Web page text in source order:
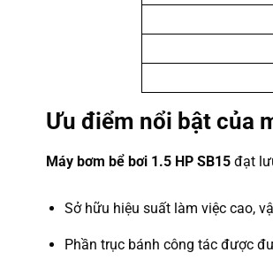
Ưu điểm nổi bật của
Máy bơm bể bơi 1.5 HP SB15 đạt
Sở hữu hiệu suất làm việc cao,
Phần trục bánh công tác được